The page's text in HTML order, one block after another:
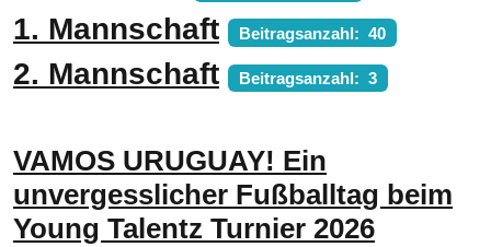
1. Mannschaft Beitragsanzahl: 40
2. Mannschaft Beitragsanzahl: 3
VAMOS URUGUAY! Ein
unvergesslicher Fußballtag beim
Young Talentz Turnier 2026